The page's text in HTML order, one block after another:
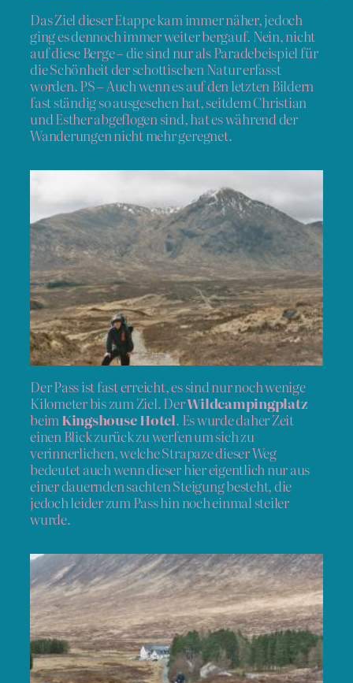
Das Ziel dieser Etappe kam immer näher, jedoch
ging es dennoch immer weiter bergauf. Nein, nicht
auf diese Berge – die sind nur als Paradebeispiel für
die Schönheit der schottischen Natur erfasst
worden. PS – Auch wenn es auf den letzten Bildern
fast ständig so ausgesehen hat, seitdem Christian
und Esther abgeflogen sind, hat es während der
Wanderungen nicht mehr geregnet.
Der Pass ist fast erreicht, es sind nur noch wenige
Kilometer bis zum Ziel. DerWildcampingplatz
beimKingshouse Hotel. Es wurde daher Zeit
einen Blick zurück zu werfen um sich zu
verinnerlichen, welche Strapaze dieser Weg
bedeutet auch wenn dieser hier eigentlich nur aus
einer dauernden sachten Steigung besteht, die
jedoch leider zum Pass hin noch einmal steiler
wurde.